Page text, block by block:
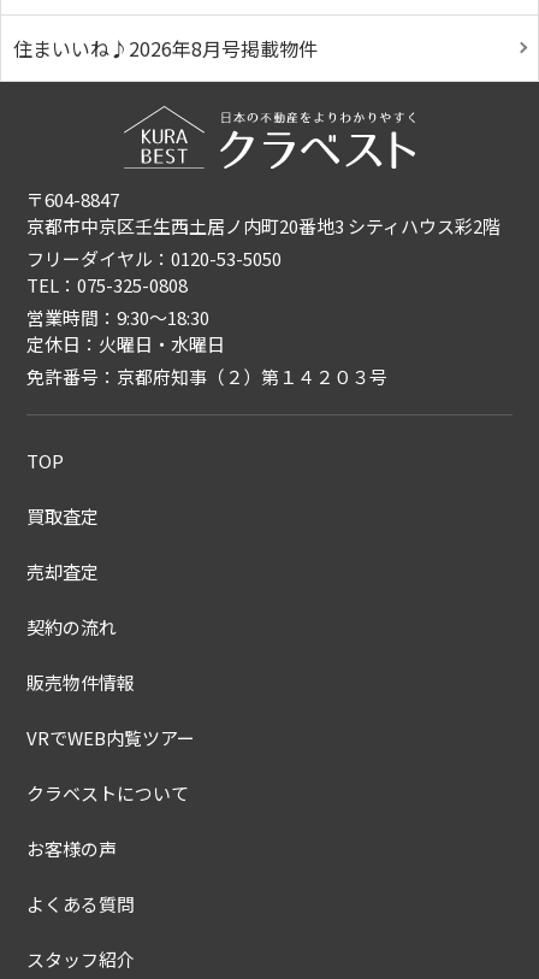
住まいいね♪2026年8月号掲載物件
〒604-8847
京都市中京区壬生西土居ノ内町20番地3 シティハウス彩2階
フリーダイヤル：0120-53-5050
TEL：075-325-0808
営業時間：9:30〜18:30
定休日：火曜日・水曜日
免許番号：京都府知事（２）第１４２０３号
TOP
買取査定
売却査定
契約の流れ
販売物件情報
VRでWEB内覧ツアー
クラベストについて
お客様の声
よくある質問
スタッフ紹介